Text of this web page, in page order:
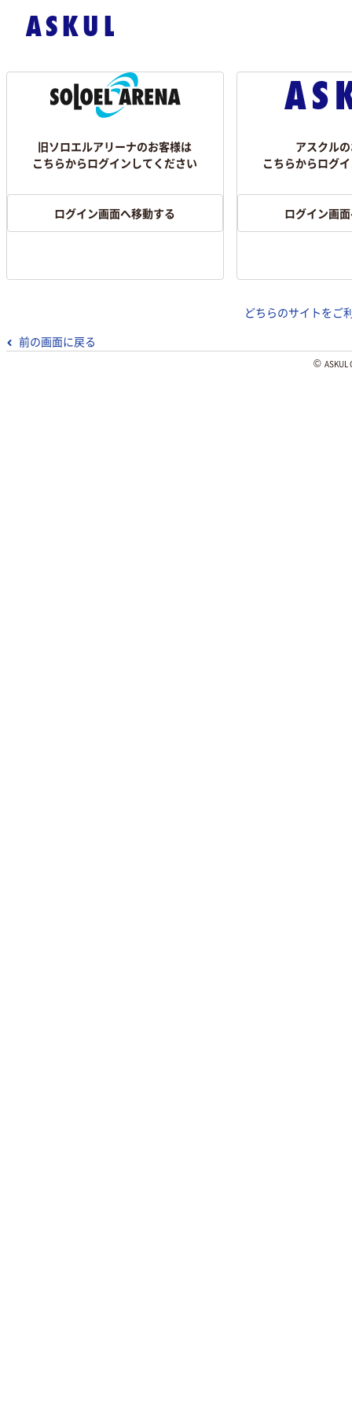
旧ソロエルアリーナのお客様は
こちらからログインしてください
ログイン画面へ移動する
アスクル
こちらからログ
ログイン画
どちらのサイトをご
前の画面に戻る
©